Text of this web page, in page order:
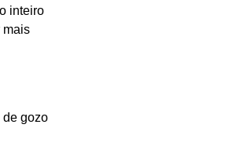
inteiro
mais
de gozo